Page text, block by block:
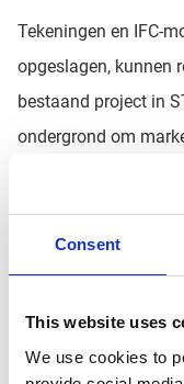
Consent
This website uses
We use cookies to
Tekeningen en IFC-
opgeslagen, kunnen
bestaand project in
ondergrond om
De originele versie
Gebruik
Ook andere
keuringen of